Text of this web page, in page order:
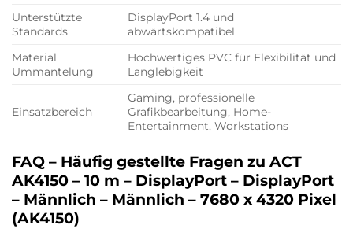
Unterstützte
Standards
DisplayPort 1.4 und
abwärtskompatibel
Material
Ummantelung
Hochwertiges PVC für Flexibilität und
Langlebigkeit
Einsatzbereich
Gaming, professionelle
Grafikbearbeitung, Home-
Entertainment, Workstations
FAQ – Häufig gestellte Fragen zu ACT
AK4150 – 10 m – DisplayPort – DisplayPort
– Männlich – Männlich – 7680 x 4320 Pixel
(AK4150)